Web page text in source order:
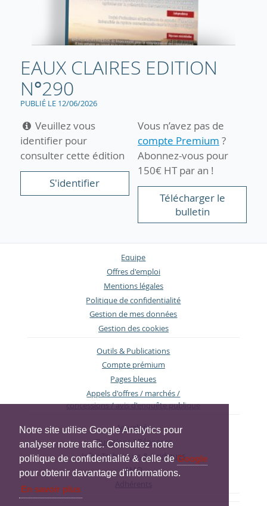
Notre site utilise Google Analytics pour
analyser notre trafic. Consultez notre
politique de confidentialité & celle de Google
pour obtenir davantage d'informations.
En savoir plus
EAUX CLAIRES EDITION
N°290
PUBLIÉ LE 12/06/2026
Veuillez vous
identifier pour
consulter cette édition
S'identifier
Vous n’avez pas de
compte Premium ?
Abonnez-vous pour
150€ HT par an !
Télécharger le
bulletin
Equipe
Offres d'emploi
Mentions légales
Politique de confidentialité
Gestion de mes données
Gestion des cookies
Outils & Publications
Compte prémium
Pages bleues
Appels d'offres / marchés /
concessions / avis d'enquête publique
Actualités
Questions / Réponses
Infos Techniques & Juridiques
AMO